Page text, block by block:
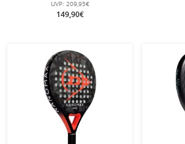
UVP: 209,95€
149,90€